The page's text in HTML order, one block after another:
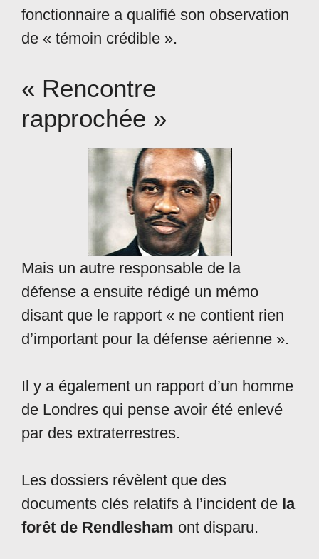
fonctionnaire a qualifié son observation
de « témoin crédible ».
« Rencontre
rapprochée »
Mais un autre responsable de la
défense a ensuite rédigé un mémo
disant que le rapport « ne contient rien
d’important pour la défense aérienne ».
Il y a également un rapport d’un homme
de Londres qui pense avoir été enlevé
par des extraterrestres.
Les dossiers révèlent que des
documents clés relatifs à l’incident de la
forêt de Rendlesham ont disparu.